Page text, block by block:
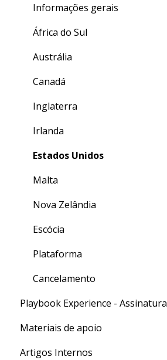
Informações gerais
África do Sul
Austrália
Canadá
Inglaterra
Irlanda
Estados Unidos
Malta
Nova Zelândia
Escócia
Plataforma
Cancelamento
Playbook Experience - Assinatura
Processos
Materiais de apoio
Para o seu Intercâmbio
Artigos Internos